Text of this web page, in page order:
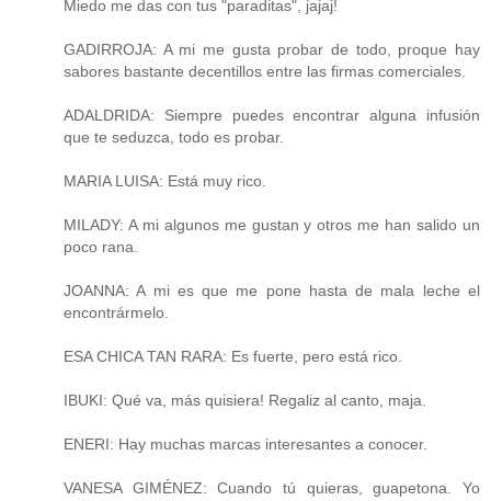
Miedo me das con tus "paraditas", jajaj!
GADIRROJA: A mi me gusta probar de todo, proque hay
sabores bastante decentillos entre las firmas comerciales.
ADALDRIDA: Siempre puedes encontrar alguna infusión
que te seduzca, todo es probar.
MARIA LUISA: Está muy rico.
MILADY: A mi algunos me gustan y otros me han salido un
poco rana.
JOANNA: A mi es que me pone hasta de mala leche el
encontrármelo.
ESA CHICA TAN RARA: Es fuerte, pero está rico.
IBUKI: Qué va, más quisiera! Regaliz al canto, maja.
ENERI: Hay muchas marcas interesantes a conocer.
VANESA GIMÉNEZ: Cuando tú quieras, guapetona. Yo